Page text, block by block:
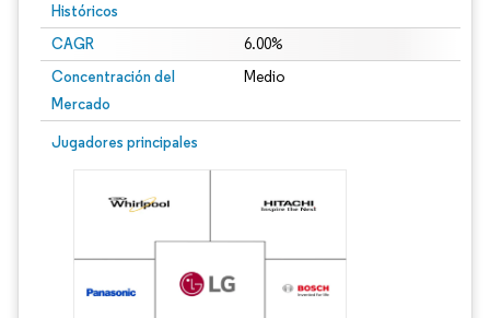
Históricos
CAGR 6.00%
Concentración del
Mercado
Medio
Jugadores principales